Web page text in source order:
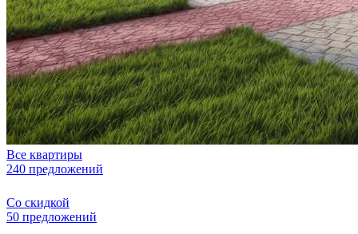
Все квартиры
240 предложений
Со скидкой
50 предложений